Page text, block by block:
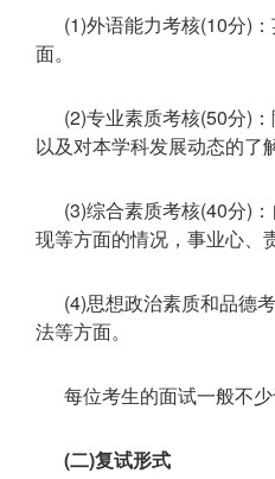
(1)外语能力考核(10分)
面。
(2)专业素质考核(50分)
以及对本学科发展动态的了
(3)综合素质考核(40分)
现等方面的情况，事业心、
(4)思想政治素质和品德
法等方面。
每位考生的面试一般不
(二)复试形式